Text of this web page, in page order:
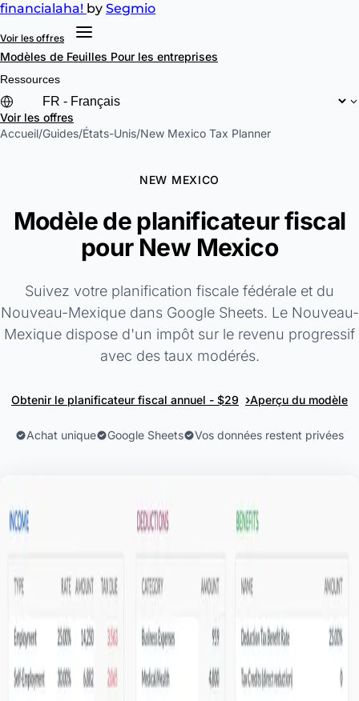
financialaha! by Segmio
Voir les offres
Modèles de Feuilles Pour les entreprises
Ressources
Voir les offres
Accueil/Guides/États-Unis/New Mexico Tax Planner
NEW MEXICO
Modèle de planificateur fiscal
pour New Mexico
Suivez votre planification fiscale fédérale et du
Nouveau-Mexique dans Google Sheets. Le Nouveau-
Mexique dispose d'un impôt sur le revenu progressif
avec des taux modérés.
Obtenir le planificateur fiscal annuel - $29 ›Aperçu du modèle
Achat unique Google Sheets Vos données restent privées